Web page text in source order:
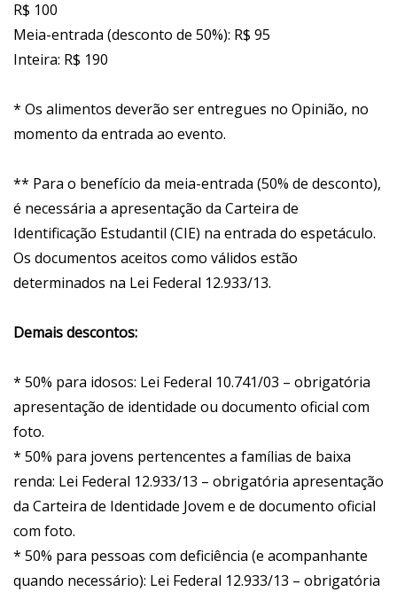
R$ 100
Meia-entrada (desconto de 50%): R$ 95
Inteira: R$ 190
* Os alimentos deverão ser entregues no Opinião, no
momento da entrada ao evento.
** Para o benefício da meia-entrada (50% de desconto),
é necessária a apresentação da Carteira de
Identificação Estudantil (CIE) na entrada do espetáculo.
Os documentos aceitos como válidos estão
determinados na Lei Federal 12.933/13.
Demais descontos:
* 50% para idosos: Lei Federal 10.741/03 – obrigatória
apresentação de identidade ou documento oficial com
foto.
* 50% para jovens pertencentes a famílias de baixa
renda: Lei Federal 12.933/13 – obrigatória apresentação
da Carteira de Identidade Jovem e de documento oficial
com foto.
* 50% para pessoas com deficiência (e acompanhante
quando necessário): Lei Federal 12.933/13 – obrigatória